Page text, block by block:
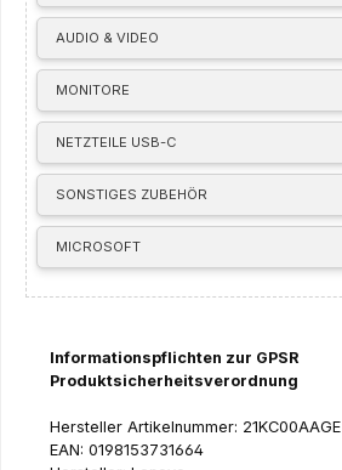
AUDIO & VIDEO
MONITORE
NETZTEILE USB-C
SONSTIGES ZUBEHÖR
MICROSOFT
Informationspflichten zur GPSR
Produktsicherheitsverordnung
Hersteller Artikelnummer: 21KC00AAGE
EAN: 0198153731664